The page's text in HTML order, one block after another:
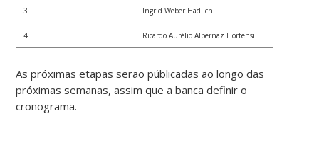
3 Ingrid Weber Hadlich
4 Ricardo Aurélio Albernaz Hortensi
As próximas etapas serão públicadas ao longo das
próximas semanas, assim que a banca definir o
cronograma.